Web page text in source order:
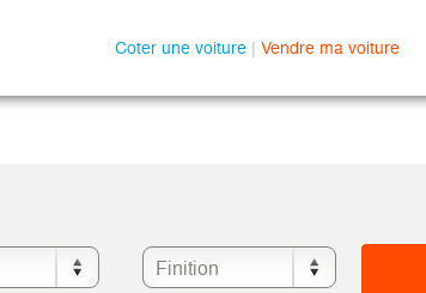
Coter une voiture | Vendre ma voiture